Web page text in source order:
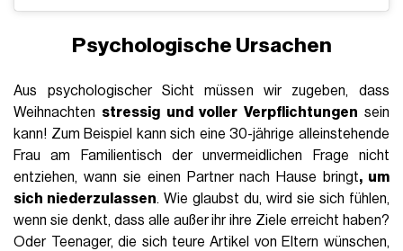
Psychologische Ursachen
Aus psychologischer Sicht müssen wir zugeben, dass
Weihnachten stressig und voller Verpflichtungen sein
kann! Zum Beispiel kann sich eine 30-jährige alleinstehende
Frau am Familientisch der unvermeidlichen Frage nicht
entziehen, wann sie einen Partner nach Hause bringt, um
sich niederzulassen. Wie glaubst du, wird sie sich fühlen,
wenn sie denkt, dass alle außer ihr ihre Ziele erreicht haben?
Oder Teenager, die sich teure Artikel von Eltern wünschen,